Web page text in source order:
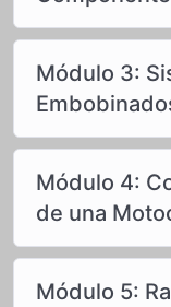
Módulo 3:
Módulo 4:
de una
Módulo 5: